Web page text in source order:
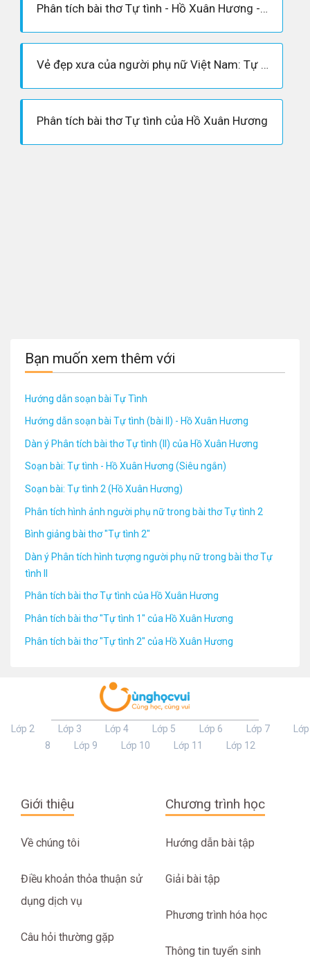
Phân tích bài thơ Tự tình - Hồ Xuân Hương - Soạn văn 11
Vẻ đẹp xưa của người phụ nữ Việt Nam: Tự tình II - Thương vợ - Chiếc thuyền ngoài xa
Phân tích bài thơ Tự tình của Hồ Xuân Hương
Bạn muốn xem thêm với
Hướng dẫn soạn bài Tự Tình
Hướng dẫn soạn bài Tự tình (bài II) - Hồ Xuân Hương
Dàn ý Phân tích bài thơ Tự tình (II) của Hồ Xuân Hương
Soạn bài: Tự tình - Hồ Xuân Hương (Siêu ngắn)
Soạn bài: Tự tình 2 (Hồ Xuân Hương)
Phân tích hình ảnh người phụ nữ trong bài thơ Tự tình 2
Bình giảng bài thơ "Tự tình 2"
Dàn ý Phân tích hình tượng người phụ nữ trong bài thơ Tự
tình II
Phân tích bài thơ Tự tình của Hồ Xuân Hương
Phân tích bài thơ "Tự tình 1" của Hồ Xuân Hương
Phân tích bài thơ "Tự tình 2" của Hồ Xuân Hương
Lớp 2 Lớp 3 Lớp 4 Lớp 5 Lớp 6 Lớp 7
Lớp
8
Lớp 9 Lớp 10 Lớp 11 Lớp 12
Giới thiệu
Về chúng tôi
Điều khoản thỏa thuận sử
dụng dịch vụ
Câu hỏi thường gặp
Chương trình học
Hướng dẫn bài tập
Giải bài tập
Phương trình hóa học
Thông tin tuyển sinh